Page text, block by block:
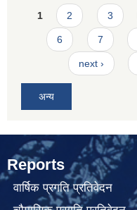
Pages
1 2 3
6 7
next ›
अन्य
Reports
वार्षिक प्रगति प्रतिवेदन